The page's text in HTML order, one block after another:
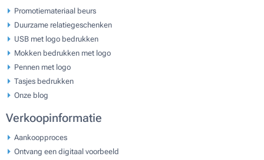
Promotiemateriaal beurs
Duurzame relatiegeschenken
USB met logo bedrukken
Mokken bedrukken met logo
Pennen met logo
Tasjes bedrukken
Onze blog
Verkoopinformatie
Aankoopproces
Ontvang een digitaal voorbeeld